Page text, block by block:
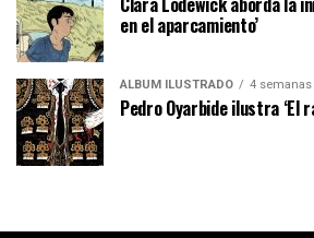
en el aparcamiento’
ÁLBUM ILUSTRADO 4 semanas
Pedro Oyarbide ilustra ‘El